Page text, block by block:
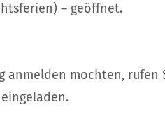
– geöffnet.
mochten, rufen